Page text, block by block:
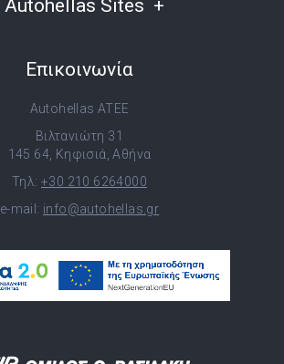
Autohellas Sites
Επικοινωνία
Autohellas ATEE
Βιλτανιώτη 31
145 64, Κηφισιά, Αθήνα
Τηλ: +30 210 6264000
e-mail: info@autohellas.gr